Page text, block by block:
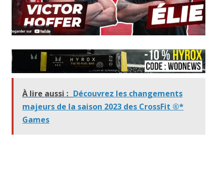
À lire aussi : Découvrez les changements
majeurs de la saison 2023 des CrossFit ®*
Games